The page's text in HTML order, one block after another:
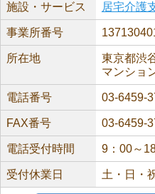
施設・サービス 居宅介護
事業所番号
所在地
東京都渋
マンショ
電話番号 03-6459-
FAX番号 03-6459-
電話受付時間 9：00～
受付休業日 土・日・